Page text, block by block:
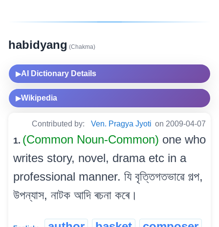
habidyang (Chakma)
▶AI Dictionary Details
▶Wikipedia
Contributed by: Ven. Pragya Jyoti on 2009-04-07
1. (Common Noun-Common) one who
writes story, novel, drama etc in a
professional manner. যি বৃত্তিগতভাৱে গল্প,
উপন্যাস, নাটক আদি ৰচনা কৰে।